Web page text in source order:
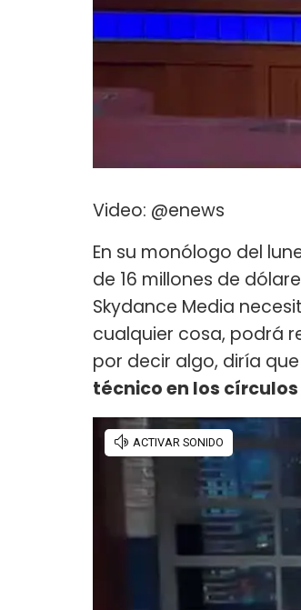
Video: @enews
En su monólogo del
de 16 millones de
Skydance Media
cualquier cosa, podrá
por decir algo, diría
técnico en los